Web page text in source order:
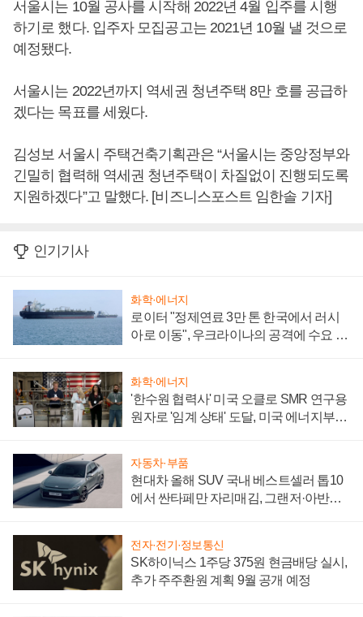
서울시는 10월 공사를 시작해 2022년 4월 입주를 시행
하기로 했다. 입주자 모집공고는 2021년 10월 낼 것으로
예정됐다.
서울시는 2022년까지 역세권 청년주택 8만 호를 공급하
겠다는 목표를 세웠다.
김성보 서울시 주택건축기획관은 “서울시는 중앙정부와
긴밀히 협력해 역세권 청년주택이 차질없이 진행되도록
지원하겠다”고 말했다. [비즈니스포스트 임한솔 기자]
인기기사
화학·에너지
로이터 "정제연료 3만 톤 한국에서 러시
아로 이동", 우크라이나의 공격에 수요 늘
화학·에너지
'한수원 협력사' 미국 오클로 SMR 연구용
원자로 '임계 상태' 도달, 미국 에너지부
자동차·부품
현대차 올해 SUV 국내 베스트셀러 톱10
에서 싼타페만 자리매김, 그랜저·아반떼
전자·전기·정보통신
SK하이닉스 1주당 375원 현금배당 실시,
추가 주주환원 계획 9월 공개 예정